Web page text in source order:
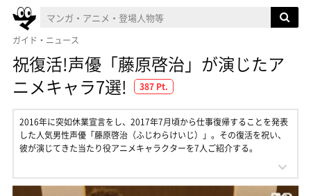
ガイド・ニュース
祝復活!声優「藤原啓治」が演じたア
ニメキャラ7選!
387 Pt.
2016年に突如休業宣言をし、2017年7月頃から仕事復帰することを発表
した人気男性声優「藤原啓治（ふじわらけいじ）」。その復活を祝い、
彼が演じてきた当たり役アニメキャラクターを7人ご紹介する。